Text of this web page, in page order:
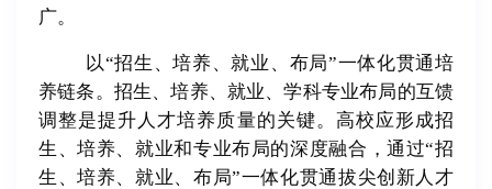
广。
以“招生、培养、就业、布局”一体化贯通培
养链条。招生、培养、就业、学科专业布局的互馈
调整是提升人才培养质量的关键。高校应形成招
生、培养、就业和专业布局的深度融合，通过“招
生、培养、就业、布局”一体化贯通拔尖创新人才